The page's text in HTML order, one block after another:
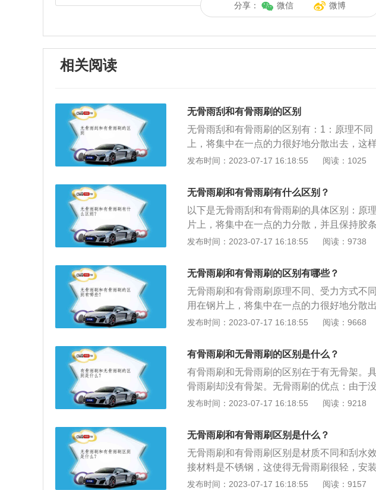
分享： 微信 微博
相关阅读
无骨雨刮和有骨雨刷的区别
无骨雨刮和有骨雨刷的区别有：1：原理不
上，将集中在一点的力很好地分散出去，这
条均匀的受力。有骨雨刷是通过骨架上的若
序是：主臂、主压条、二级压条、固持压条
是：端头、支架、导条、刮片。3、工作条
雨刷要求高很多，它需要压力较大的雨刮臂
有骨雨刷，由干其压力是层层压条传递下来
条雨刮与玻璃的贴合不统一，磨损程度不一
力，结构简单，重量又轻，所以与弧形的玻
性要比一般有骨雨刷的好，能够降低抖动，
不同：在更换汽车上的无骨雨刷时，不需要
更高，价格比有骨雨刷更高。
发布时间：2023-07-17 16:18:55 阅读：1025
无骨雨刷和有骨雨刷有什么区别？
以下是无骨雨刮和有骨雨刷的具体区别：原
片上，将集中在一点的力分散，并且保持胶
的若干支撑点把雨刮片压在玻璃上，使雨刮
紧密，且无骨雨刷钢片弹性要比有骨雨刷高
雨刷长。有骨雨刷由于其压力是层层压条传
与玻璃的贴合不统一，磨损程度不一致，玻
条件方面：无骨雨刷工作条件比有骨雨刷要
率雨刮电机，但在更换雨刷器时，无骨雨刷
发布时间：2023-07-17 16:18:55 阅读：9738
无骨雨刷和有骨雨刷的区别有哪些？
无骨雨刷和有骨雨刷原理不同、受力方式不
用在钢片上，将集中在一点的力很好地分散
且保持胶条均匀的受力；有骨雨刷的是通过
压力层层压条传递下来，所以会导致压力分
统一，磨损程度不一致；但无骨雨刷是整根
所以与弧形的玻璃贴合更紧密，且无骨雨刷
能够降低抖动磨损，并且寿命也比有骨雨刷
发布时间：2023-07-17 16:18:55 阅读：9668
有骨雨刷和无骨雨刷的区别是什么？
有骨雨刷和无骨雨刷的区别在于有无骨架。
骨雨刷却没有骨架。无骨雨刷的优点：由于
玻璃有着很好的贴合程度，从而在使用无骨
处。有骨雨刷的优点： 至于有挂架支撑的有
的杂质(鸟粪和树胶)，有骨雨刷是可以更有效
发布时间：2023-07-17 16:18:55 阅读：9218
无骨雨刷和有骨雨刷区别是什么？
无骨雨刷和有骨雨刷区别是材质不同和刮水
接材料是不锈钢，这使得无骨雨刷很轻，安
有骨雨刷的材质是铁，铁的硬度会比较高，
发布时间：2023-07-17 16:18:55 阅读：9157